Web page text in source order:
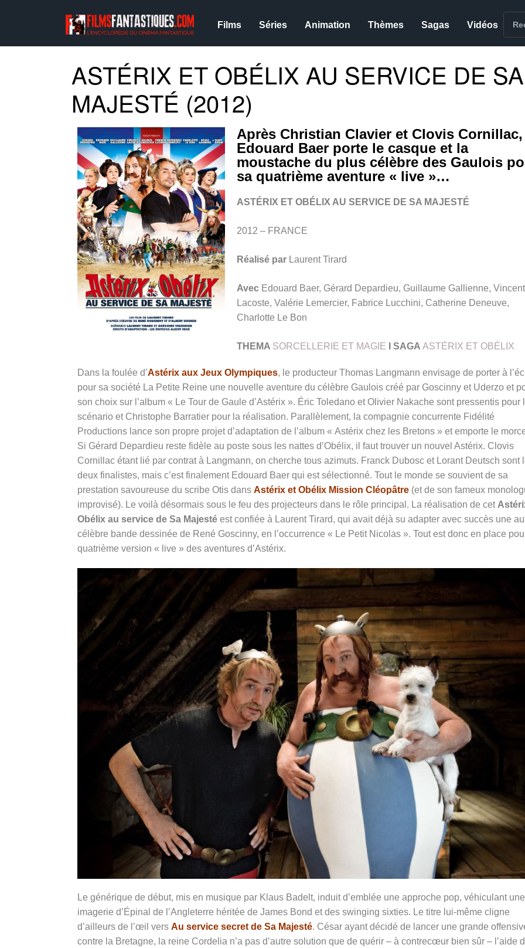
Films Séries Animation Thèmes Sagas Vidéos
ASTÉRIX ET OBÉLIX AU SERVICE DE SA
MAJESTÉ (2012)
Après Christian Clavier et Clovis Cornillac,
Edouard Baer porte le casque et la
moustache du plus célèbre des Gaulois
sa quatrième aventure « live »…
ASTÉRIX ET OBÉLIX AU SERVICE DE SA MAJESTÉ
2012 – FRANCE
Réalisé par Laurent Tirard
Avec Edouard Baer, Gérard Depardieu, Guillaume Gallienne, Vincent
Lacoste, Valérie Lemercier, Fabrice Lucchini, Catherine Deneuve,
Charlotte Le Bon
THEMA SORCELLERIE ET MAGIE I SAGA ASTÉRIX ET OBÉLIX
Dans la foulée d’Astérix aux Jeux Olympiques, le producteur Thomas Langmann envisage de porter à
pour sa société La Petite Reine une nouvelle aventure du célèbre Gaulois créé par Goscinny et Uderzo et
son choix sur l’album « Le Tour de Gaule d’Astérix ». Éric Toledano et Olivier Nakache sont pressentis pour
scénario et Christophe Barratier pour la réalisation. Parallèlement, la compagnie concurrente Fidélité
Productions lance son propre projet d’adaptation de l’album « Astérix chez les Bretons » et emporte le
Si Gérard Depardieu reste fidèle au poste sous les nattes d’Obélix, il faut trouver un nouvel Astérix. Clovis
Cornillac étant lié par contrat à Langmann, on cherche tous azimuts. Franck Dubosc et Lorant Deutsch sont
deux finalistes, mais c’est finalement Edouard Baer qui est sélectionné. Tout le monde se souvient de sa
prestation savoureuse du scribe Otis dans Astérix et Obélix Mission Cléopâtre (et de son fameux
improvisé). Le voilà désormais sous le feu des projecteurs dans le rôle principal. La réalisation de cet
Obélix au service de Sa Majesté est confiée à Laurent Tirard, qui avait déjà su adapter avec succès une
célèbre bande dessinée de René Goscinny, en l’occurrence « Le Petit Nicolas ». Tout est donc en place
quatrième version « live » des aventures d’Astérix.
Le générique de début, mis en musique par Klaus Badelt, induit d’emblée une approche pop, véhiculant une
imagerie d’Épinal de l’Angleterre héritée de James Bond et des swinging sixties. Le titre lui-même cligne
d’ailleurs de l’œil vers Au service secret de Sa Majesté. César ayant décidé de lancer une grande
contre la Bretagne, la reine Cordelia n’a pas d’autre solution que de quérir – à contrecœur bien sûr – l’aide